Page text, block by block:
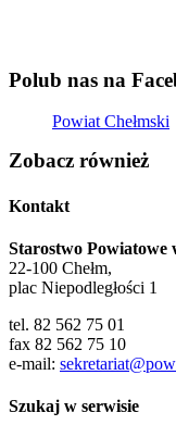
Polub nas na
Powiat Chełmski
Zobacz również
Kontakt
Starostwo Powiatowe
22-100 Chełm,
plac Niepodległości 1
tel. 82 562 75 01
fax 82 562 75 10
e-mail:
Szukaj w serwisie